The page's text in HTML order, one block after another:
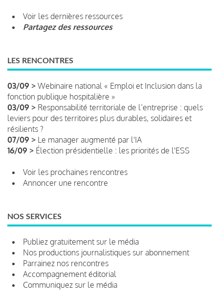
Voir les dernières ressources
Partagez des ressources
LES RENCONTRES
03/09 > Webinaire national « Emploi et Inclusion dans la
fonction publique hospitalière »
03/09 > Responsabilité territoriale de l’entreprise : quels
leviers pour des territoires plus durables, solidaires et
résilients ?
07/09 > Le manager augmenté par l'IA
16/09 > Élection présidentielle : les priorités de l'ESS
Voir les prochaines rencontres
Annoncer une rencontre
NOS SERVICES
Publiez gratuitement sur le média
Nos productions journalistiques sur abonnement
Parrainez nos rencontres
Accompagnement éditorial
Communiquez sur le média